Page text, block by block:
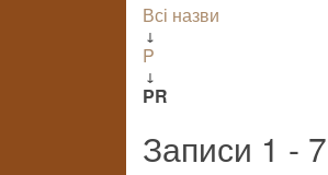
Всі назви
↓
P
↓
PR
Записи 1 -